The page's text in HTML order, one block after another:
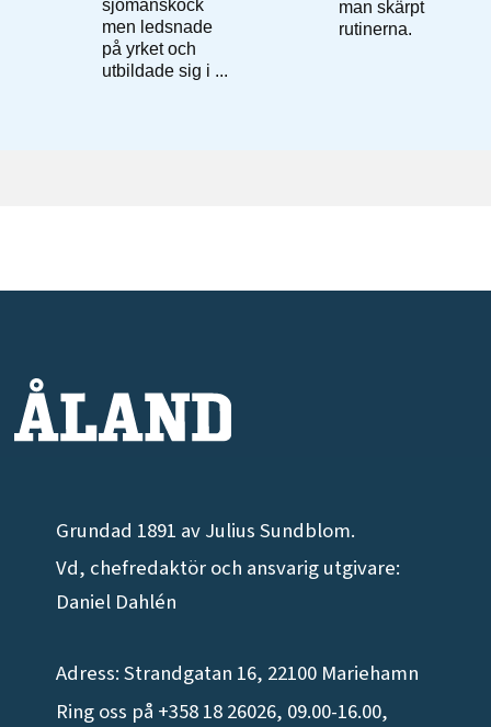
Grundad 1891 av Julius Sundblom.
Vd, chefredaktör och ansvarig utgivare:
Daniel Dahlén
Adress: Strandgatan 16, 22100 Mariehamn
Ring oss på +358 18 26026, 09.00-16.00,